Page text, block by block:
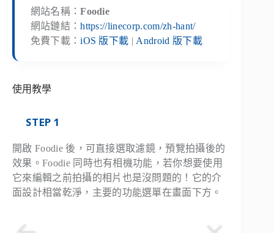
網站名稱：Foodie
網站鏈結：https://linecorp.com/zh-hant/
免費下載：iOS 版下載 | Android 版下載
使用教學
STEP 1
開啟 Foodie 後，可直接選取濾鏡，預覽拍攝後的
效果。Foodie 同時也有相機功能，若你想要使用
它來編輯之前拍攝的相片也是沒問題的！它的介
面設計相當乾淨，主要的功能選單在畫面下方。